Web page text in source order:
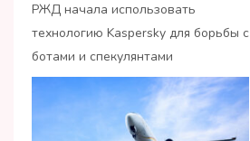
РЖД начала использовать
технологию Kaspersky для борьбы с
ботами и спекулянтами